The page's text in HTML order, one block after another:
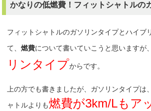
かなりの低燃費！フィットシャトルの
フィットシャトルのガソリンタイプとハイブ
て、燃費について書いていこうと思いますが
リンタイプからです。
上の方でも書きましたが、ガソリンタイプは
ャトルよりも燃費が3km/Lもア